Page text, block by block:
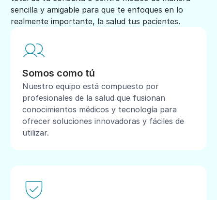
sencilla y amigable para que te enfoques en lo
realmente importante, la salud tus pacientes.
Somos como tú
Nuestro equipo está compuesto por
profesionales de la salud que fusionan
conocimientos médicos y tecnología para
ofrecer soluciones innovadoras y fáciles de
utilizar.